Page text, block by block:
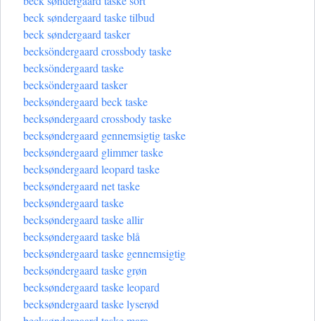
beck søndergaard taske tilbud
beck søndergaard tasker
becksöndergaard crossbody taske
becksöndergaard taske
becksöndergaard tasker
becksøndergaard beck taske
becksøndergaard crossbody taske
becksøndergaard gennemsigtig taske
becksøndergaard glimmer taske
becksøndergaard leopard taske
becksøndergaard net taske
becksøndergaard taske
becksøndergaard taske allir
becksøndergaard taske blå
becksøndergaard taske gennemsigtig
becksøndergaard taske grøn
becksøndergaard taske leopard
becksøndergaard taske lyserød